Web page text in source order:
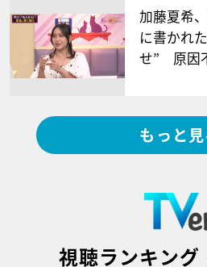
加藤夏希
に書かれ
せ” 原因
もっと見
視聴ランキング